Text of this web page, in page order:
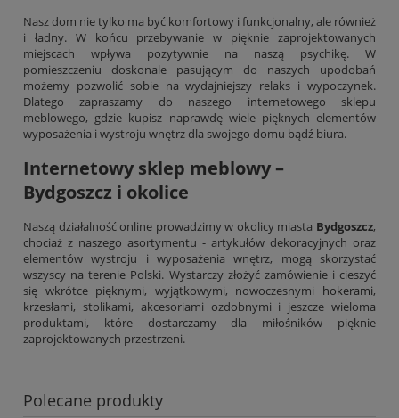
Nasz dom nie tylko ma być komfortowy i funkcjonalny, ale również
i ładny. W końcu przebywanie w pięknie zaprojektowanych
miejscach wpływa pozytywnie na naszą psychikę. W
pomieszczeniu doskonale pasującym do naszych upodobań
możemy pozwolić sobie na wydajniejszy relaks i wypoczynek.
Dlatego zapraszamy do naszego internetowego sklepu
meblowego, gdzie kupisz naprawdę wiele pięknych elementów
wyposażenia i wystroju wnętrz dla swojego domu bądź biura.
Internetowy sklep meblowy –
Bydgoszcz i okolice
Naszą działalność online prowadzimy w okolicy miasta Bydgoszcz,
chociaż z naszego asortymentu - artykułów dekoracyjnych oraz
elementów wystroju i wyposażenia wnętrz, mogą skorzystać
wszyscy na terenie Polski. Wystarczy złożyć zamówienie i cieszyć
się wkrótce pięknymi, wyjątkowymi, nowoczesnymi hokerami,
krzesłami, stolikami, akcesoriami ozdobnymi i jeszcze wieloma
produktami, które dostarczamy dla miłośników pięknie
zaprojektowanych przestrzeni.
Polecane produkty